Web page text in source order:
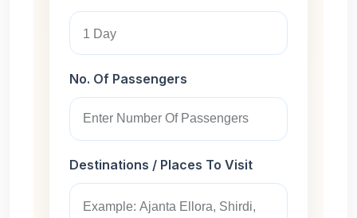
No. Of Passengers
Destinations / Places To Visit